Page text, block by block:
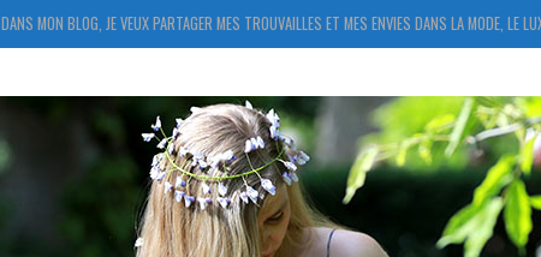
DANS MON BLOG, JE VEUX PARTAGER MES TROUVAILLES ET MES ENVIES DANS LA MODE, LE